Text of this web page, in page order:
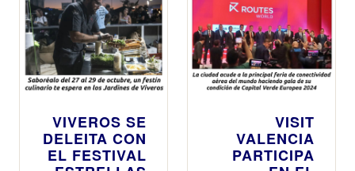
VIVEROS SE
DELEITA CON
EL FESTIVAL
VISIT
VALENCIA
PARTICIPA